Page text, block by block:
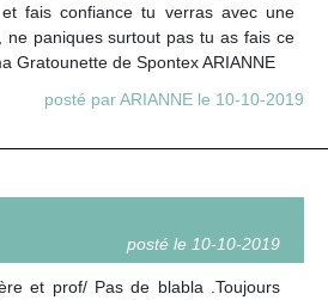
fais confiance tu verras avec une
paniques surtout pas tu as fais ce
Gratounette de Spontex ARIANNE
posté par ARIANNE le 10-10-2019
posté le 10-10-2019
et prof/ Pas de blabla .Toujours